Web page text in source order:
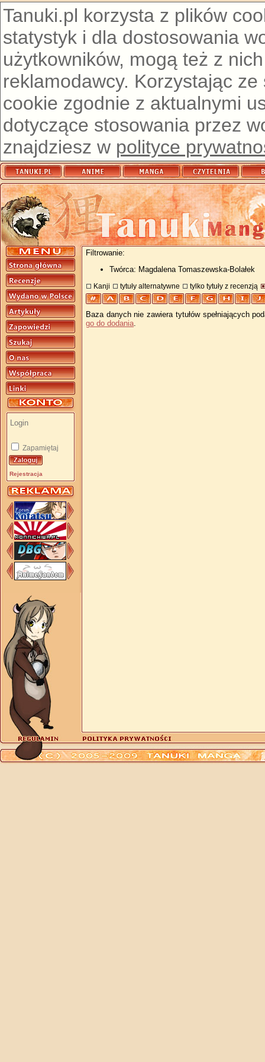
Tanuki.pl korzysta z plików
statystyk i dla dostosowania
użytkowników, mogą też z
reklamodawcy. Korzystając
cookie zgodnie z aktualnymi
dotyczące stosowania przez
znajdziesz w polityce
Zapamiętaj
Rejestracja
Filtrowanie:
Twórca: Magdalena Tomaszewska-Bolałek
Kanji tytuły alternatywne tylko tytuły z recenzją
Baza danych nie zawiera tytułów spełniających
go do dodania.